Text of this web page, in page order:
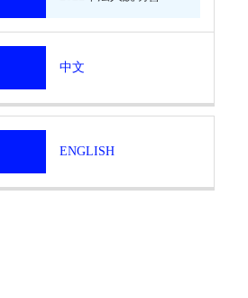
中文
ENGLISH